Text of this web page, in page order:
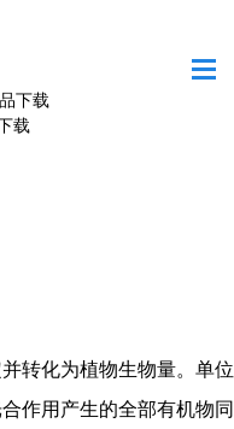
初级生产力年产品下载
载
转化为植物生物量。单位
作用产生的全部有机物同